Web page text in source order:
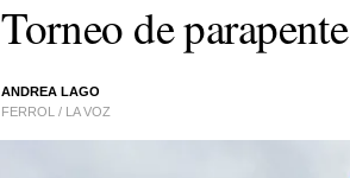
Torneo de parapente
ANDREA LAGO
FERROL / LA VOZ